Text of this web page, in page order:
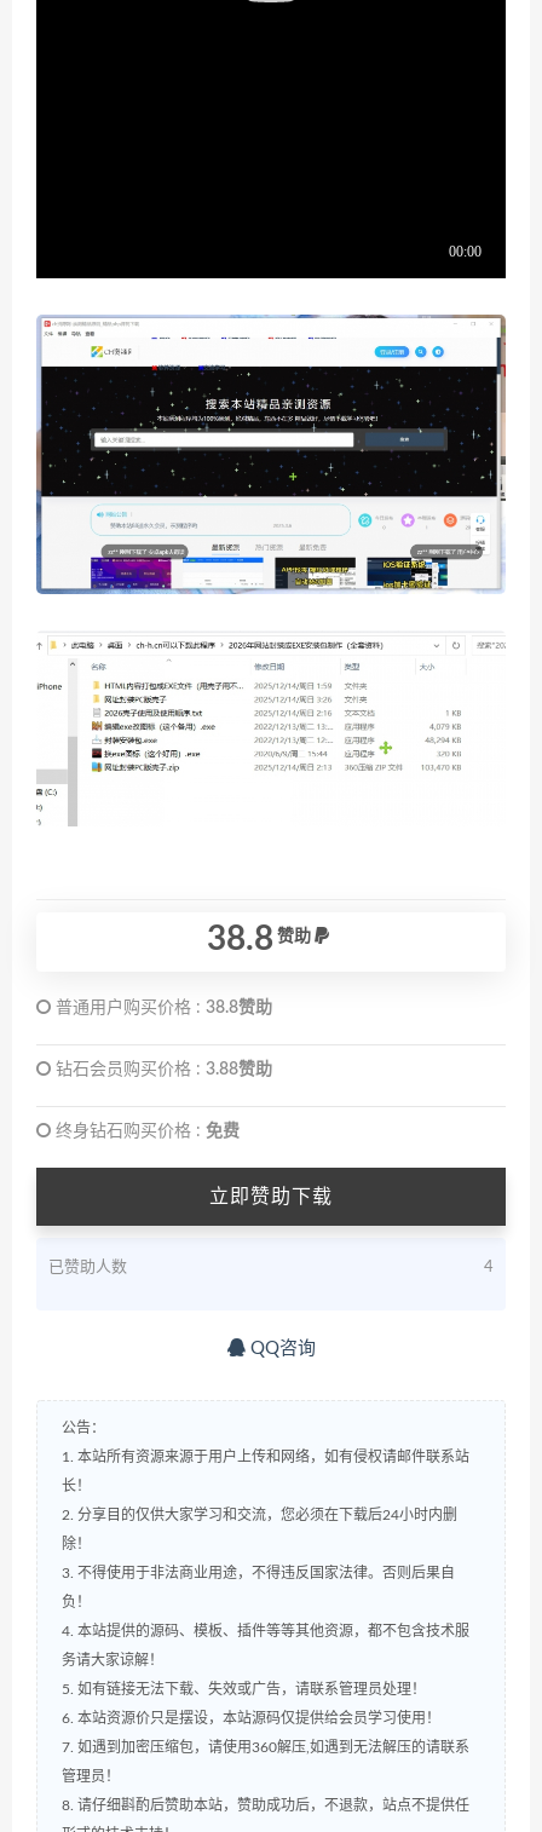
38.8 赞助
普通用户购买价格 : 38.8赞助
钻石会员购买价格 : 3.88赞助
终身钻石购买价格 : 免费
立即赞助下载
已赞助人数 4
QQ咨询
公告：
1. 本站所有资源来源于用户上传和网络，如有侵权请邮件联系站
长！
2. 分享目的仅供大家学习和交流，您必须在下载后24小时内删
除！
3. 不得使用于非法商业用途，不得违反国家法律。否则后果自
负！
4. 本站提供的源码、模板、插件等等其他资源，都不包含技术服
务请大家谅解！
5. 如有链接无法下载、失效或广告，请联系管理员处理！
6. 本站资源价只是摆设，本站源码仅提供给会员学习使用！
7. 如遇到加密压缩包，请使用360解压,如遇到无法解压的请联系
管理员！
8. 请仔细斟酌后赞助本站，赞助成功后，不退款，站点不提供任